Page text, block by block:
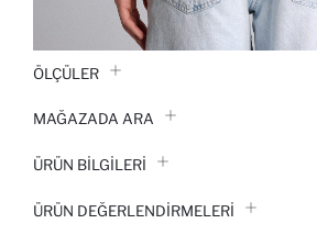
ÖLÇÜLER
MAĞAZADA ARA
ÜRÜN BILGILERI
ÜRÜN DEĞERLENDİRMELERİ